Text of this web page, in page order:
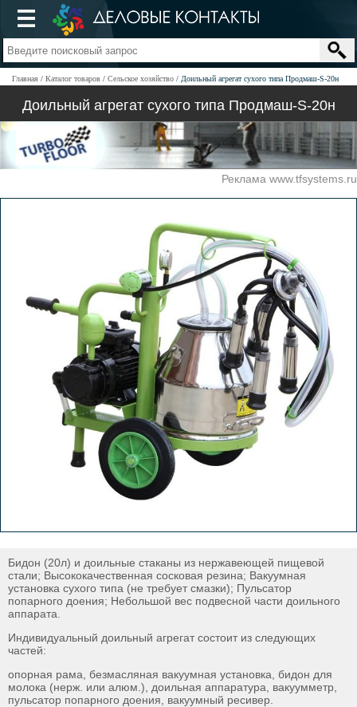
Главная Каталог товаров Сельское хозяйство Доильный агрегат сухого типа Продмаш-S-20н
Доильный агрегат сухого типа Продмаш-S-20н
Реклама www.tfsystems.ru
Бидон (20л) и доильные стаканы из нержавеющей пищевой
стали; Высококачественная сосковая резина; Вакуумная
установка сухого типа (не требует смазки); Пульсатор
попарного доения; Небольшой вес подвесной части доильного
аппарата.
Индивидуальный доильный агрегат состоит из следующих
частей:
опорная рама, безмасляная вакуумная установка, бидон для
молока (нерж. или алюм.), доильная аппаратура, вакуумметр,
пульсатор попарного доения, вакуумный ресивер.